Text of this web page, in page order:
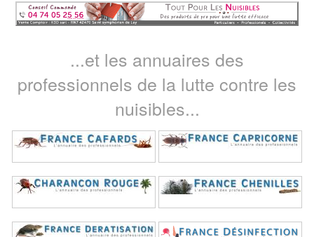
...et les annuaires des
professionnels de la lutte contre les
nuisibles...